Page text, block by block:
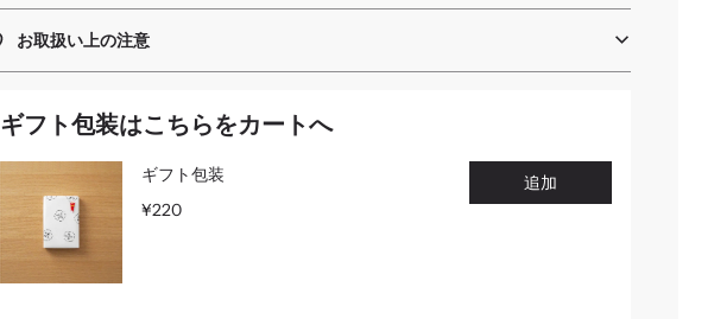
お取扱い上の注意
ギフト包装はこちらをカートへ